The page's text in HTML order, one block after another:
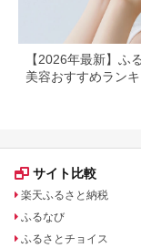
【2026年最新】ふ
美容おすすめランキ
サイト比較
楽天ふるさと納税
ふるなび
ふるさとチョイス